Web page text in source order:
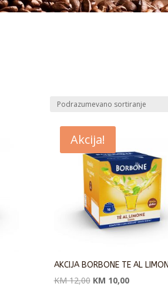
Akcija!
AKCIJA BORBONE TE AL
KM12,00 Originalna
KM 10,00Trenutna